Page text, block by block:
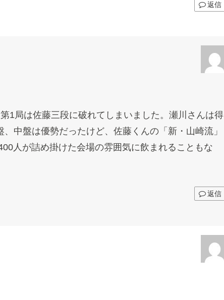
返信
1局は佐藤三段に破れてしまいました。瀬川さんは得
中盤は優勢だったけど、佐藤くんの「新・山崎流」
人が詰め掛けた会場の雰囲気に飲まれることもな
返信